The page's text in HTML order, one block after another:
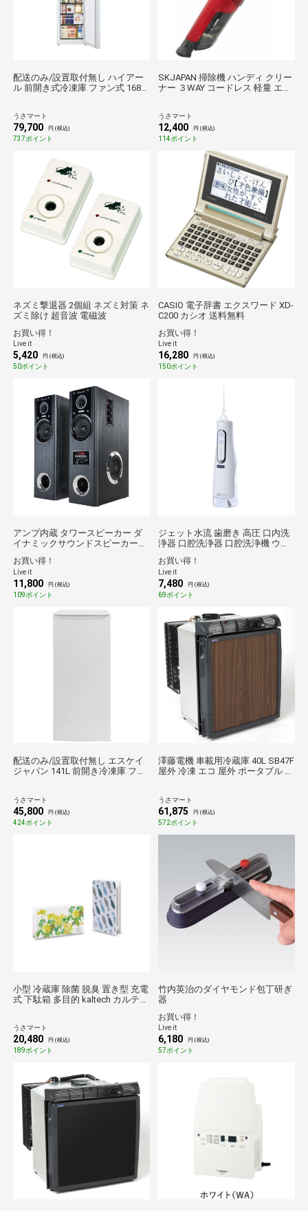
配送のみ/設置取付無し ハイアー
ル 前開き式冷凍庫 ファン式 168L
ミリー
うさマート
79,700 円 (税込)
737ポイント
SKJAPAN 掃除機 ハンディ クリー
ナー ３WAY コードレス 軽量 エス
うさマート
12,400 円 (税込)
114ポイント
ネズミ撃退器 2個組 ネズミ対策 ネ
ズミ除け 超音波 電磁波
お買い得！
Live it
5,420 円 (税込)
50ポイント
CASIO 電子辞書 エクスワード XD-
C200 カシオ 送料無料
お買い得！
Live it
16,280 円 (税込)
150ポイント
アンプ内蔵 タワースピーカー ダ
イナミックサウンドスピーカー
ビング スピーカー メディアプレ
ーヤー搭載 コントローラー付き
お買い得！
Live it
11,800 円 (税込)
109ポイント
ジェット水流 歯磨き 高圧 口内洗
浄器 口腔洗浄器 口腔洗浄機 ウォ
ス 歯間 歯垢 除去 歯垢洗浄 歯垢除
去 歯周病予防 防水仕様 送料無料
お買い得！
Live it
7,480 円 (税込)
69ポイント
配送のみ/設置取付無し エスケイ
ジャパン 141L 前開き冷凍庫 ファ
家庭 前開き 右開き SKJ 家電
うさマート
45,800 円 (税込)
424ポイント
澤藤電機 車載用冷蔵庫 40L SB47F
屋外 冷凍 エコ 屋外 ポータブル 防
うさマート
61,875 円 (税込)
572ポイント
小型 冷蔵庫 除菌 脱臭 置き型 充電
式 下駄箱 多目的 kaltech カルテッ
うさマート
20,480 円 (税込)
189ポイント
竹内英治のダイヤモンド包丁研ぎ
器
お買い得！
Live it
6,180 円 (税込)
57ポイント